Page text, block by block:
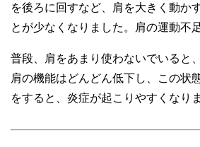
を後ろに回すなど、肩を大きく動か
とが少なくなりました。肩の運動不
普段、肩をあまり使わないでいると
肩の機能はどんどん低下し、この状
をすると、炎症が起こりやすくなりま